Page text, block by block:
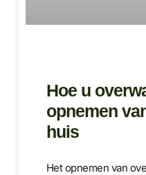
Hoe u
opnemen
huis
Het opnemen van